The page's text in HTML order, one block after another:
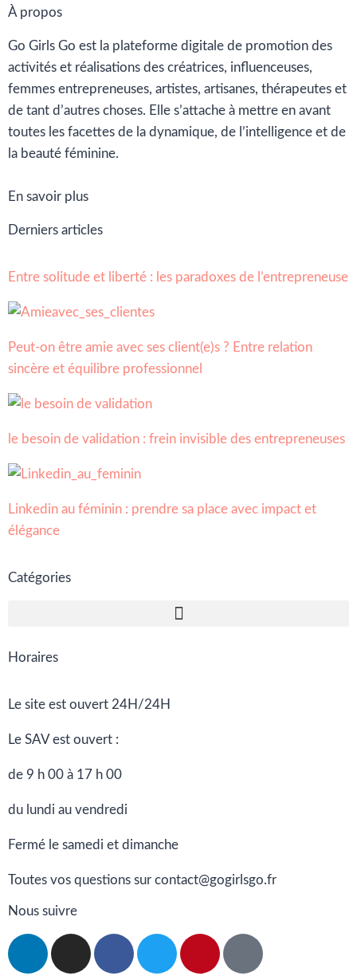
À propos
Go Girls Go est la plateforme digitale de promotion des
activités et réalisations des créatrices, influenceuses,
femmes entrepreneuses, artistes, artisanes, thérapeutes et
de tant d’autres choses. Elle s’attache à mettre en avant
toutes les facettes de la dynamique, de l’intelligence et de
la beauté féminine.
En savoir plus
Derniers articles
Entre solitude et liberté : les paradoxes de l’entrepreneuse
Peut-on être amie avec ses client(e)s ? Entre relation
sincère et équilibre professionnel
le besoin de validation : frein invisible des entrepreneuses
Linkedin au féminin : prendre sa place avec impact et
élégance
Catégories
Horaires
Le site est ouvert 24H/24H
Le SAV est ouvert :
de 9 h 00 à 17 h 00
du lundi au vendredi
Fermé le samedi et dimanche
Toutes vos questions sur contact@gogirlsgo.fr
Nous suivre